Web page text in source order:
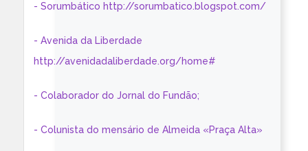
- Sorumbático http://sorumbatico.blogspot.com/
- Avenida da Liberdade
http://avenidadaliberdade.org/home#
- Colaborador do Jornal do Fundão;
- Colunista do mensário de Almeida «Praça Alta»